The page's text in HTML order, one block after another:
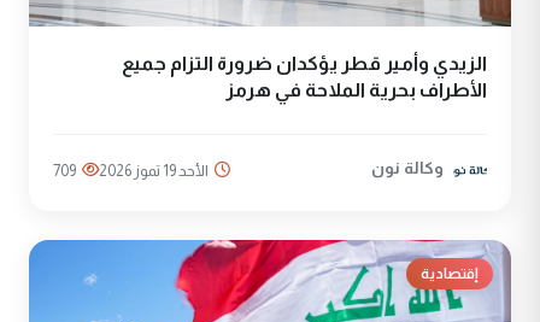
الزيدي وأمير قطر يؤكدان ضرورة التزام جميع
الأطراف بحرية الملاحة في هرمز
وكالة نون الأحد 19 تموز 2026 709
إقتصادية